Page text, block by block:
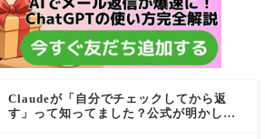
Claudeが「自分でチェックしてから返
す」って知ってました？公式が明かし